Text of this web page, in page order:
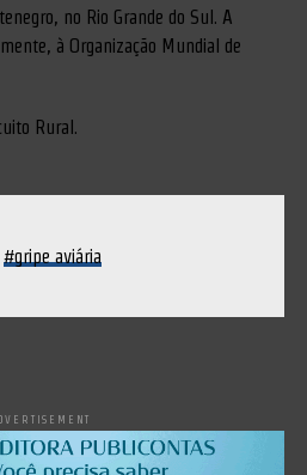
no Rio Grande do Sul. A
à Organização Mundial de
Rural.
#gripe aviária